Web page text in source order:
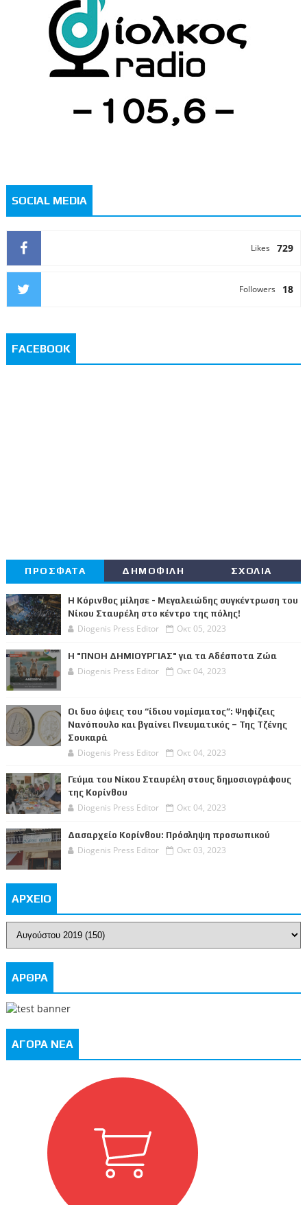
SOCIAL MEDIA
729
Likes
18
Followers
FACEBOOK
ΠΡΟΣΦΑΤΑ ΔΗΜΟΦΙΛΗ ΣΧΟΛΙΑ
Η Κόρινθος μίλησε - Μεγαλειώδης συγκέντρωση του
Νίκου Σταυρέλη στο κέντρο της πόλης!
Diogenis Press Editor Οκτ 05, 2023
Η "ΠΝΟΗ ΔΗΜΙΟΥΡΓΙΑΣ" για τα Αδέσποτα Ζώα
Diogenis Press Editor Οκτ 04, 2023
Οι δυο όψεις του “ίδιου νομίσματος”: Ψηφίζεις
Νανόπουλο και βγαίνει Πνευματικός – Της Τζένης
Σουκαρά
Diogenis Press Editor Οκτ 04, 2023
Γεύμα του Νίκου Σταυρέλη στους δημοσιογράφους
της Κορίνθου
Diogenis Press Editor Οκτ 04, 2023
Δασαρχείο Κορίνθου: Πρόσληψη προσωπικού
Diogenis Press Editor Οκτ 03, 2023
ΑΡΧΕΙΟ
ΑΡΘΡΑ
ΑΓΟΡΑ ΝΕΑ